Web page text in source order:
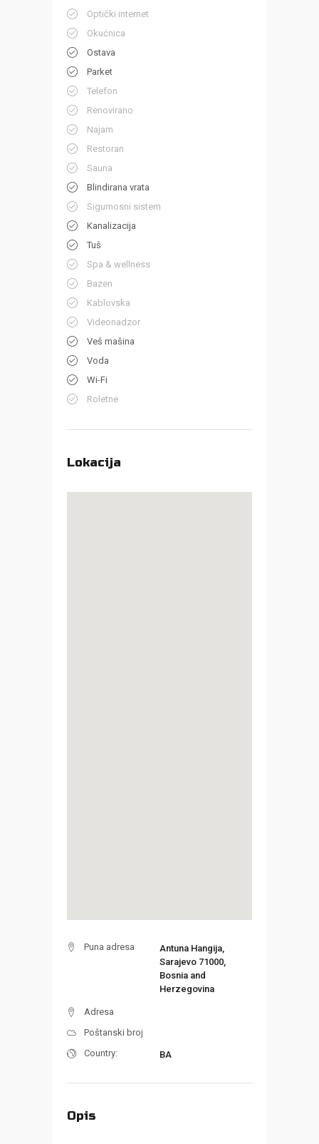
Optički internet
Okućnica
Ostava
Parket
Telefon
Renovirano
Najam
Restoran
Sauna
Blindirana vrata
Sigurnosni sistem
Kanalizacija
Tuš
Spa & wellness
Bazen
Kablovska
Videonadzor
Veš mašina
Voda
Wi-Fi
Roletne
Lokacija
Puna adresa
Antuna Hangija,
Sarajevo 71000,
Bosnia and
Herzegovina
Adresa
Poštanski broj
Country:
BA
Opis